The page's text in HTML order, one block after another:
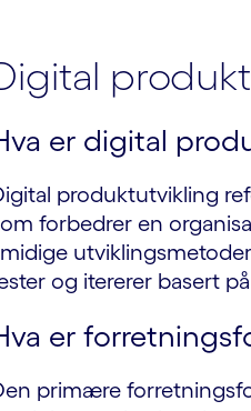
er digital
produktutvikling
forbedrer en
og itererer basert
er
primære